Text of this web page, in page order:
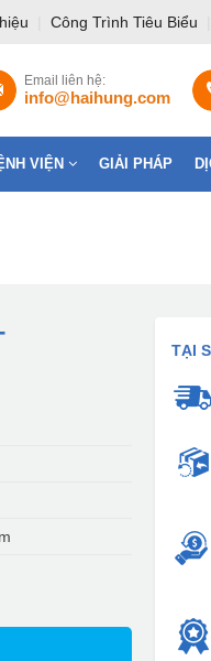
Công Trình Tiêu Biểu
Email liên hệ:
info@haihung.com
VIỆN GIẢI PHÁP
TẠI